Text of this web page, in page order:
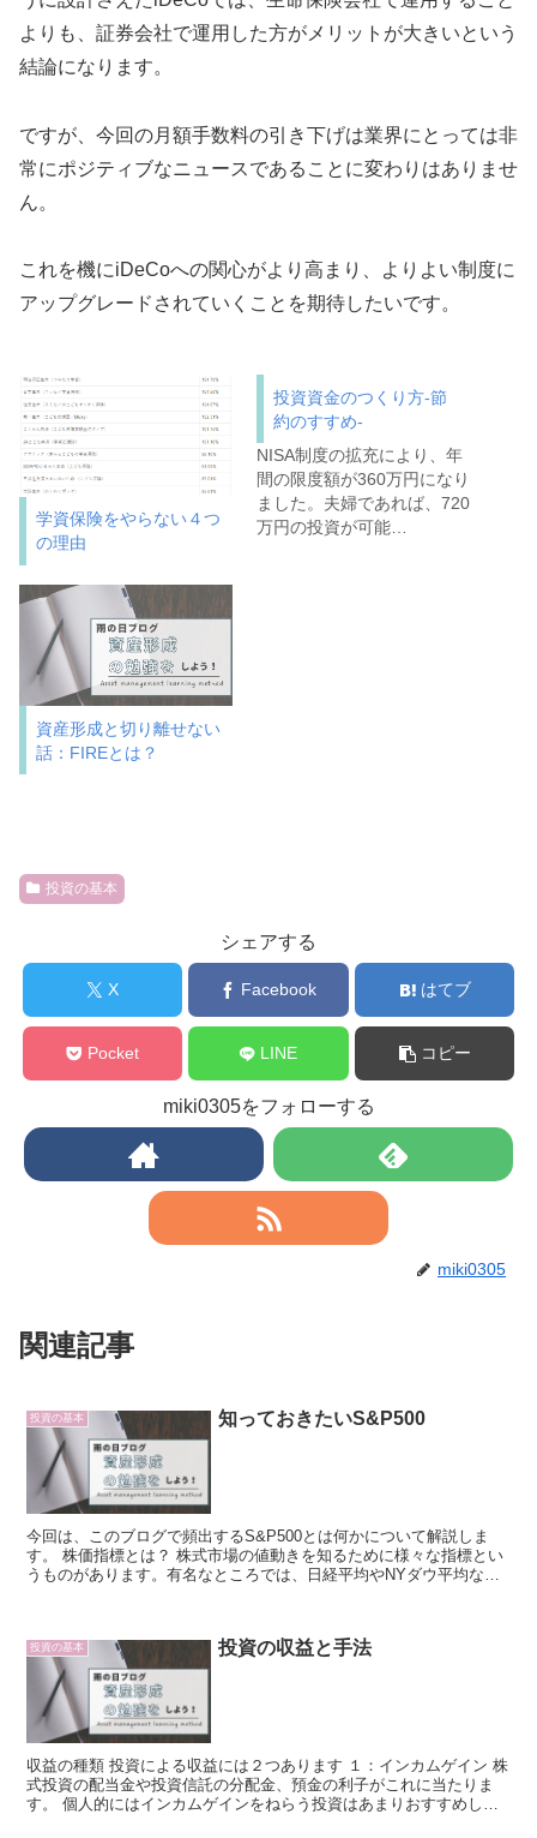
よりも、証券会社で運用した方がメリットが大きいという
結論になります。
ですが、今回の月額手数料の引き下げは業界にとっては非
常にポジティブなニュースであることに変わりはありませ
ん。
これを機にiDeCoへの関心がより高まり、よりよい制度に
アップグレードされていくことを期待したいです。
学資保険をやらない４つ
の理由
投資資金のつくり方-節
約のすすめ-
NISA制度の拡充により、年
間の限度額が360万円になり
ました。夫婦であれば、720
万円の投資が可能…
資産形成と切り離せない
話：FIREとは？
投資の基本
シェアする
X Facebook はてブ
Pocket LINE コピー
miki0305をフォローする
miki0305
関連記事
投資の基本 知っておきたいS&P500
今回は、このブログで頻出するS&P500とは何かについて解説しま
す。 株価指標とは？ 株式市場の値動きを知るために様々な指標とい
うものがあります。有名なところでは、日経平均やNYダウ平均など
投資の基本 投資の収益と手法
収益の種類 投資による収益には２つあります １：インカムゲイン 株
式投資の配当金や投資信託の分配金、預金の利子がこれに当たりま
す。 個人的にはインカムゲインをねらう投資はあまりおすすめしま